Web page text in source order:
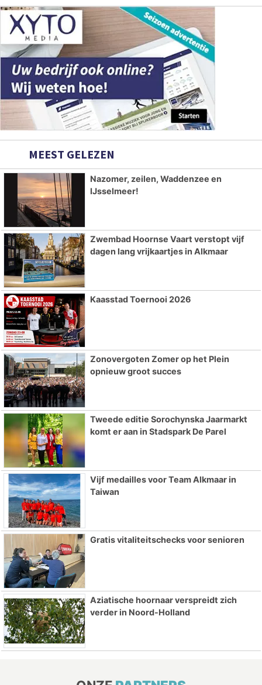
MEEST GELEZEN
Nazomer, zeilen, Waddenzee en
IJsselmeer!
Zwembad Hoornse Vaart verstopt vijf
dagen lang vrijkaartjes in Alkmaar
Kaasstad Toernooi 2026
Zonovergoten Zomer op het Plein
opnieuw groot succes
Tweede editie Sorochynska Jaarmarkt
komt er aan in Stadspark De Parel
Vijf medailles voor Team Alkmaar in
Taiwan
Gratis vitaliteitschecks voor senioren
Aziatische hoornaar verspreidt zich
verder in Noord-Holland